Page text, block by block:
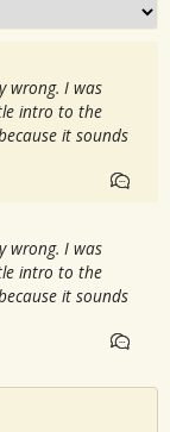
wrong. I was
intro to the
it sounds
wrong. I was
intro to the
it sounds